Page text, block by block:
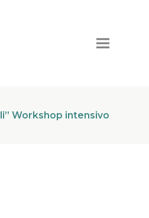
Workshop intensivo